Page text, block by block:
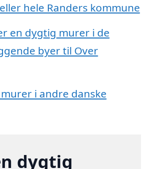
hele Randers kommune
en dygtig murer i de
byer til Over
i andre danske
dygtig